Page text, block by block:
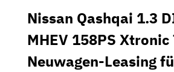
Nissan Qashqai 1.3
MHEV 158PS Xtronic
Neuwagen-Leasing